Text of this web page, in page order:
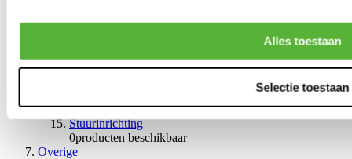
Alles toestaan
Selectie toestaan
0producten beschikbaar
Remmen overige
0producten beschikbaar
Stuurinrichting
0producten beschikbaar
Overige